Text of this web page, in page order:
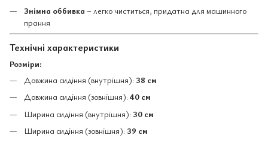
Знімна оббивка – легко чиститься, придатна для машинного
прання
Технічні характеристики
Розміри:
Довжина сидіння (внутрішня): 38 см
Довжина сидіння (зовнішня): 40 см
Ширина сидіння (внутрішня): 30 см
Ширина сидіння (зовнішня): 39 см